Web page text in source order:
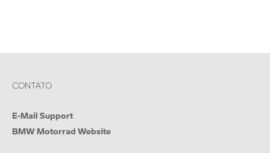
CONTATO
E-Mail Support
BMW Motorrad Website